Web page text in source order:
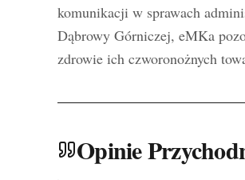
komunikacji w sprawach
Dąbrowy Górniczej, eMKa
zdrowie ich czworonożnych
Opinie